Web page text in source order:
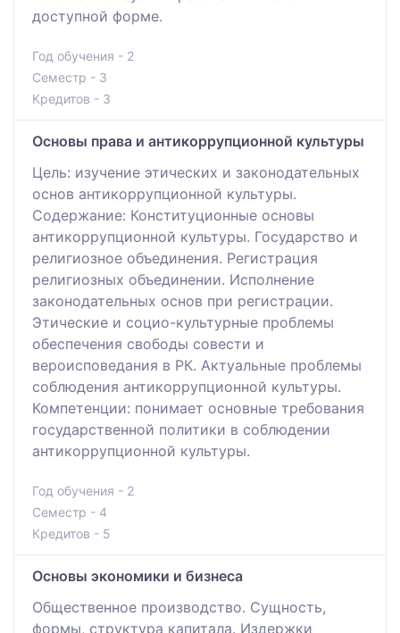
доступной форме.
Год обучения - 2
Семестр - 3
Кредитов - 3
Основы права и антикоррупционной культуры
Цель: изучение этических и законодательных
основ антикоррупционной культуры.
Содержание: Конституционные основы
антикоррупционной культуры. Государство и
религиозное объединения. Регистрация
религиозных объединении. Исполнение
законодательных основ при регистрации.
Этические и социо-культурные проблемы
обеспечения свободы совести и
вероисповедания в РК. Актуальные проблемы
соблюдения антикоррупционной культуры.
Компетенции: понимает основные требования
государственной политики в соблюдении
антикоррупционной культуры.
Год обучения - 2
Семестр - 4
Кредитов - 5
Основы экономики и бизнеса
Общественное производство. Сущность,
формы, структура капитала. Издержки